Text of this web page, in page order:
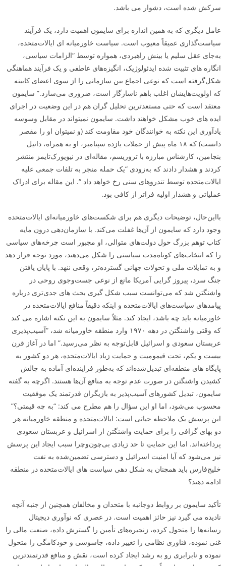
سرکش شده است، دشوار می باشد.
عامل دیگری که به همین اندازه برای سایمون اهمیت دارد، یک فرآیند
سیاست‌گذاری عمیقاً معیوب است. سیاست خاورمیانه­ ای ایالات‌متحده،
به‌جای عقل سلیم یا بینش راهبردی، همواره توسط “الزامات سیاسی،
انگاره­ های تثبیت­ شده ایدئولوژیک، انگیزه‌های عاطفی و یک فرآیند هماهنگی
شکل‌گرفته است که نوعی اجماع بین سازمانی را از سوی اعضای کابینه
که اولویت‌هایشان اغلب باهم ناسازگار است، ضروری می‌سازد.” سایمون
معتقد است که حتی مستعدترین تحلیل­ گران هم در این وضعیت در اجرای
ایده­ های خوب مشکل خواهند داشت. سایمون نمی­تواند در مقابل وسوسه
یادآوری این نکته به خوانندگان خود مقاومت کند (و نمی­توان او را مقصر
دانست) که ۱۸ ماه پیش از حملات یازده سپتامبر، او به همراه، دانیل
بنجامین، کارشناس مبارزه با تروریسم، مقاله‌ای در نیویورک‌تایمز منتشر
کردند و هشدار دادند که به‌زودی “یک حمله منجر به تلفات جمعی علیه
ایالات‌متحده توسط تندروهای سنی رخ خواهد داد “. این مقاله برای ادراک
عملیاتی و هشدار اولیه فراتر از کافی بود.
بااین‌حال، توضیحات دیگری هم برای شکست‌های خاورمیانه‌ای ایالات‌متحده
وجود دارد که سایمون از آن‌ها غفلت می‌کند. با سازمان‌دهی درون­ مایه
کتاب توهم بزرگ حول دولت‌های متوالی، او مجبور است چرخه‌های سیاسی
را که انتخاب‌های کوتاه‌مدت سیاستی را شکل می‌دهند، مورد توجه قرار دهد
و به تمایلات ملی و تحولات جهانی گسترده‌تر، وقعی ننهد. با پایان یافتن
جنگ سرد، پیروز گرایی آمریکا مانع از نوعی جست‌وجوی روحی در
واشنگتن شد که می‌توانست سبب شکل­ گیری بحث­ های جدی‌تری درباره
پیامدهای سیاست‌های ایالات‌متحده و اینکه دقیقاً منافع ایالات‌متحده در
خاورمیانه باید چه باشد، ایجاد کند. مثلاً سایمون به این نکته اشاره می­ کند
که وقتی واشنگتن در دهه ۱۹۷۰ وارد منطقه خاورمیانه شد، “آسیب‌پذیری
عربستان سعودی و اسرائیل قابل‌توجه به نظر می‌رسید.” اما در آغاز قرن
بیست و یکم، تحت قیمومیت و حمایت زیاد ایالات‌متحده، هر دو کشور به
پایگاه­ های منطقه‌ای تبدیل‌شده‌اند که به‌طور فزاینده‌ای آماده به چالش
کشیدن واشنگتن در صورت عدم توجه به منافع آن‌ها هستند. اگرچه به گفته
سایمون، تبدیل کشورهای آسیب‌پذیر به بازیگران قدرتمند یک موفقیت
محسوب می‌شود، اما او این سؤال را هم مطرح می­ کند: “به چه قیمتی؟”
این پرسش یک ملاحظه حیاتی است: ایالات‌متحده و منطقه خاورمیانه هر
دو بهای گزافی را برای حمایت واشنگتن از اسرائیل و عربستان سعودی
پرداخته‌اند. اما این حمایتِ تا حد زیادی بی‌چون‌وچرا سبب ایجاد این پرسش
نیز می‌شود که آیا امنیت اسرائیل و دسترسی تضمین‌شده به نفت
خلیج‌فارس باید همچنان به شکل­ دهی سیاست­ های ایالات‌متحده در منطقه
ادامه دهند؟
تأکید سایمون بر روابط دوجانبه با متحدان و مخالفان همچنین از جنبه آنچه
نادیده می­ گیرد نیز حائز اهمیت است. در عصری که نوآوری دیجیتال
رسانه‌ها را متحول کرده، زنجیره‌های تأمین را گسترش داده، صنعت مالی را
غنی نموده، فناوری نظامی را تغییر داده، جاسوسی و خودکامگی را متحول
نموده و نابرابری رو به رشد ایجاد کرده است، نقش و منافع قدرتمندترین